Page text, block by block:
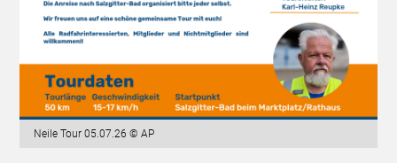
Neile Tour 05.07.26 © AP